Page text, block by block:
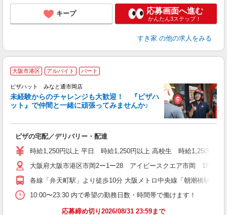
キープ 応募画面へ進む
かんたん3ステップ！
すき家 の他の求人をみる
大阪市港区 アルバイト パート
ピザハット みなと通市岡店
未経験からのチャレンジも大歓迎！ 『ピザハ
ット』で仲間と一緒に頑張ってみませんか♪
ピザの宅配／デリバリー・配達
時給1,250円以上 平日 時給1,250円以上 高校生 時給1,250円以上
大阪府大阪市港区市岡2ー1ー28 アイビースクエア市岡 1F
各線「弁天町駅」より徒歩10分 大阪メトロ中央線「朝潮橋駅」よ
10:00〜23:30 内で希望の勤務日数・時間帯で働けます！
応募締め切り2026/08/31 23:59まで